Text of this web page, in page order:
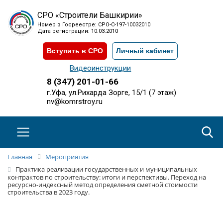
СРО «Строители Башкирии»
Номер в Госреестре: СРО-С-197-10032010
Дата регистрации: 10.03.2010
Вступить в СРО Личный кабинет
Видеоинструкции
8 (347) 201-01-66
г.Уфа, ул.Рихарда Зорге, 15/1 (7 этаж)
nv@komrstroy.ru
Главная
Мероприятия
Практика реализации государственных и муниципальных
контрактов по строительству: итоги и перспективы. Переход на
ресурсно-индексный метод определения сметной стоимости
строительства в 2023 году.